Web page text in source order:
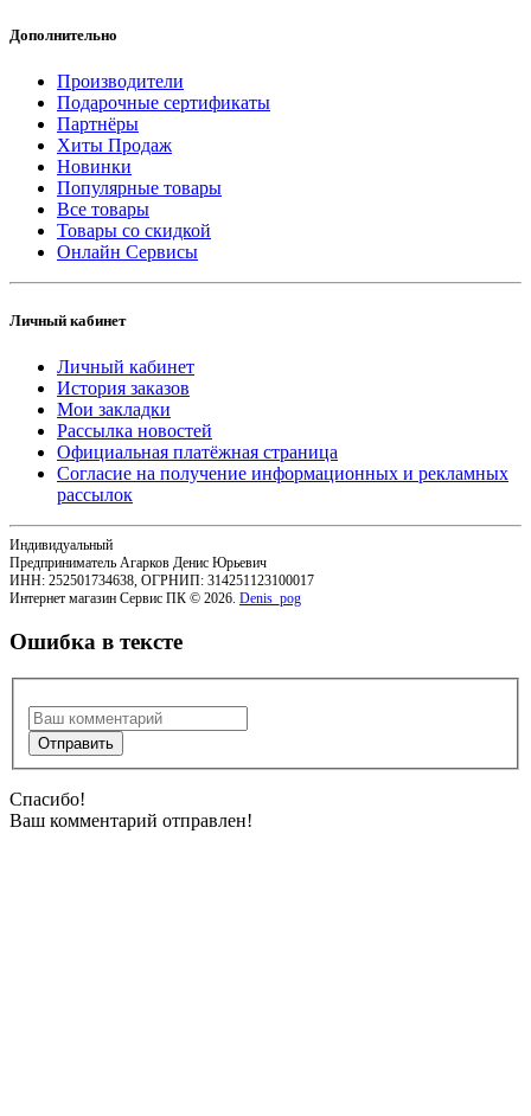
Дополнительно
Производители
Подарочные сертификаты
Партнёры
Хиты Продаж
Новинки
Популярные товары
Все товары
Товары со скидкой
Онлайн Сервисы
Личный кабинет
Личный кабинет
История заказов
Мои закладки
Рассылка новостей
Официальная платёжная страница
Согласие на получение информационных и рекламных
рассылок
Индивидуальный
Предприниматель Агарков Денис Юрьевич
ИНН: 252501734638, ОГРНИП: 314251123100017
Интернет магазин Сервис ПК © 2026. Denis_pog
Ошибка в тексте
Спасибо!
Ваш комментарий отправлен!